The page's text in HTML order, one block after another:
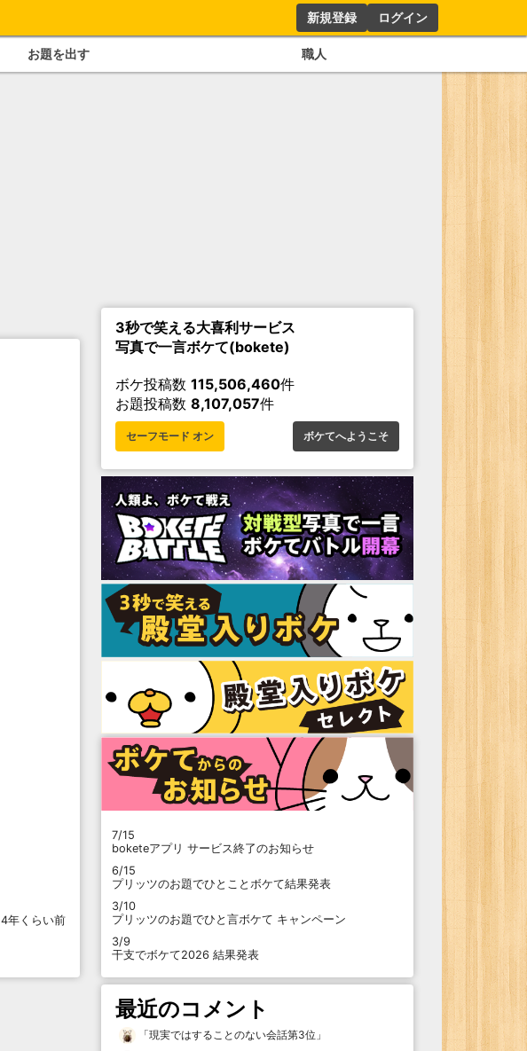
新規登録 ログイン
お題を出す 職人
4年くらい前
3秒で笑える大喜利サービス
写真で一言ボケて(bokete)
ボケ投稿数 115,506,460件
お題投稿数 8,107,057件
セーフモード オン ボケてへようこそ
7/15
boketeアプリ サービス終了のお知らせ
6/15
プリッツのお題でひとことボケて結果発表
3/10
プリッツのお題でひと言ボケて キャンペーン
3/9
干支でボケて2026 結果発表
最近のコメント
「現実ではすることのない会話第3位 」